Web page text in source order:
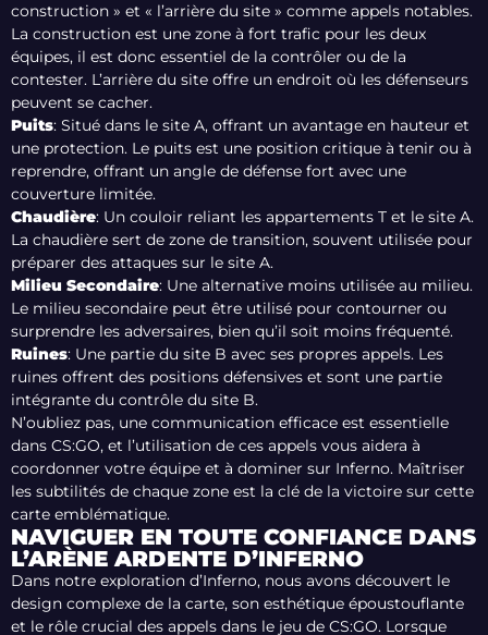
construction » et « l’arrière du site » comme appels notables.
La construction est une zone à fort trafic pour les deux
équipes, il est donc essentiel de la contrôler ou de la
contester. L’arrière du site offre un endroit où les défenseurs
peuvent se cacher.
Puits: Situé dans le site A, offrant un avantage en hauteur et
une protection. Le puits est une position critique à tenir ou à
reprendre, offrant un angle de défense fort avec une
couverture limitée.
Chaudière: Un couloir reliant les appartements T et le site A.
La chaudière sert de zone de transition, souvent utilisée pour
préparer des attaques sur le site A.
Milieu Secondaire: Une alternative moins utilisée au milieu.
Le milieu secondaire peut être utilisé pour contourner ou
surprendre les adversaires, bien qu’il soit moins fréquenté.
Ruines: Une partie du site B avec ses propres appels. Les
ruines offrent des positions défensives et sont une partie
intégrante du contrôle du site B.
N’oubliez pas, une communication efficace est essentielle
dans CS:GO, et l’utilisation de ces appels vous aidera à
coordonner votre équipe et à dominer sur Inferno. Maîtriser
les subtilités de chaque zone est la clé de la victoire sur cette
carte emblématique.
NAVIGUER EN TOUTE CONFIANCE DANS
L’ARÈNE ARDENTE D’INFERNO
Dans notre exploration d’Inferno, nous avons découvert le
design complexe de la carte, son esthétique époustouflante
et le rôle crucial des appels dans le jeu de CS:GO. Lorsque